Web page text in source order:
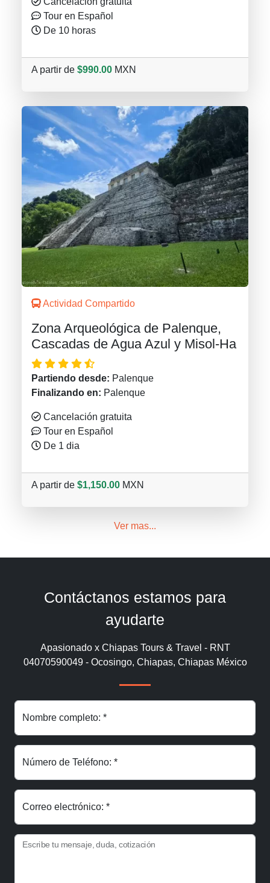
Tour en Español
De 10 horas
A partir de $990.00 MXN
Actividad Compartido
Zona Arqueológica de Palenque,
Cascadas de Agua Azul y Misol-Ha
Partiendo desde: Palenque
Finalizando en: Palenque
Cancelación gratuita
Tour en Español
De 1 dia
A partir de $1,150.00 MXN
Ver mas...
Contáctanos estamos para
ayudarte
Apasionado x Chiapas Tours & Travel - RNT
04070590049 - Ocosingo, Chiapas, Chiapas México
Nombre completo: *
Número de Teléfono: *
Correo electrónico: *
Escribe tu mensaje, duda, cotización